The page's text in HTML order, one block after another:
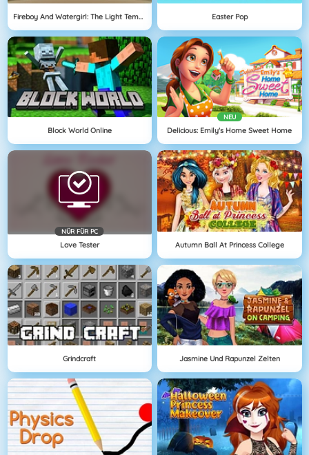
Fireboy And Watergirl: The Light Temple Easter Pop
Block World Online
NEU
Delicious: Emily's Home Sweet Home
NÜR FÜR PC
Love Tester Autumn Ball At Princess College
Grindcraft Jasmine Und Rapunzel Zelten